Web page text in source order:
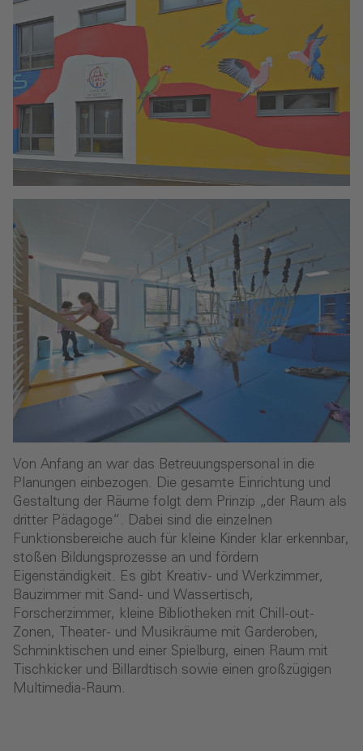
Von Anfang an war das Betreuungspersonal in die
Planungen einbezogen. Die gesamte Einrichtung und
Gestaltung der Räume folgt dem Prinzip „der Raum als
dritter Pädagoge“. Dabei sind die einzelnen
Funktionsbereiche auch für kleine Kinder klar erkennbar,
stoßen Bildungsprozesse an und fördern
Eigenständigkeit. Es gibt Kreativ- und Werkzimmer,
Bauzimmer mit Sand- und Wassertisch,
Forscherzimmer, kleine Bibliotheken mit Chill-out-
Zonen, Theater- und Musikräume mit Garderoben,
Schminktischen und einer Spielburg, einen Raum mit
Tischkicker und Billardtisch sowie einen großzügigen
Multimedia-Raum.